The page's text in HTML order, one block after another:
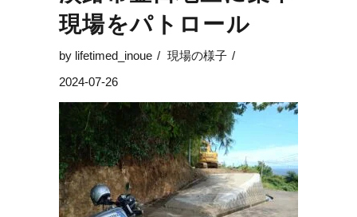
現場をパトロール
by lifetimed_inoue
現場の様子
2024-07-26